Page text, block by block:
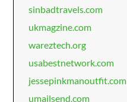
sinbadtravels.com
ukmagzine.com
wareztech.org
usabestnetwork.com
jessepinkmanoutfit.com
umailsend.com